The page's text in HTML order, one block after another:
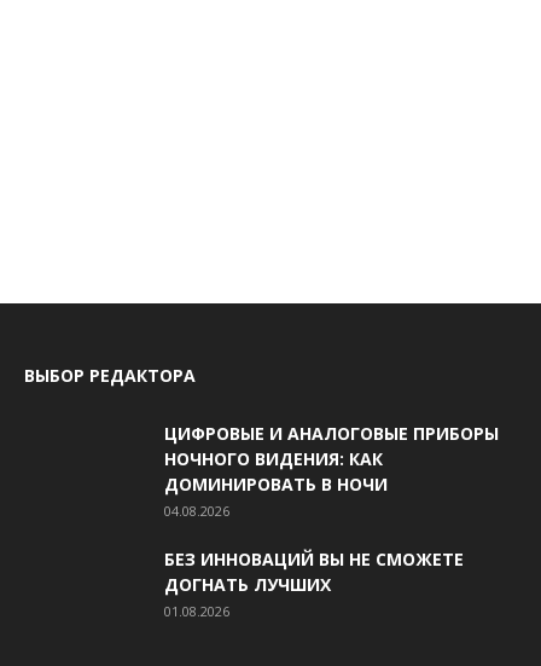
ВЫБОР РЕДАКТОРА
ЦИФРОВЫЕ И АНАЛОГОВЫЕ ПРИБОРЫ
НОЧНОГО ВИДЕНИЯ: КАК
ДОМИНИРОВАТЬ В НОЧИ
04.08.2026
БЕЗ ИННОВАЦИЙ ВЫ НЕ СМОЖЕТЕ
ДОГНАТЬ ЛУЧШИХ
01.08.2026